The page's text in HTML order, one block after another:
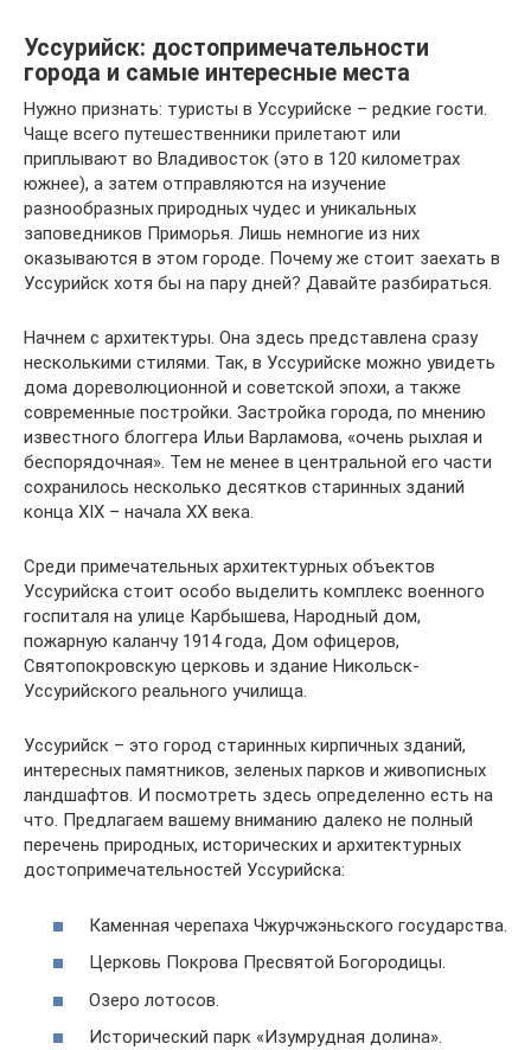
Уссурийск: достопримечательности
города и самые интересные места
Нужно признать: туристы в Уссурийске – редкие гости.
Чаще всего путешественники прилетают или
приплывают во Владивосток (это в 120 километрах
южнее), а затем отправляются на изучение
разнообразных природных чудес и уникальных
заповедников Приморья. Лишь немногие из них
оказываются в этом городе. Почему же стоит заехать в
Уссурийск хотя бы на пару дней? Давайте разбираться.
Начнем с архитектуры. Она здесь представлена сразу
несколькими стилями. Так, в Уссурийске можно увидеть
дома дореволюционной и советской эпохи, а также
современные постройки. Застройка города, по мнению
известного блоггера Ильи Варламова, «очень рыхлая и
беспорядочная». Тем не менее в центральной его части
сохранилось несколько десятков старинных зданий
конца XIX – начала XX века.
Среди примечательных архитектурных объектов
Уссурийска стоит особо выделить комплекс военного
госпиталя на улице Карбышева, Народный дом,
пожарную каланчу 1914 года, Дом офицеров,
Святопокровскую церковь и здание Никольск-
Уссурийского реального училища.
Уссурийск – это город старинных кирпичных зданий,
интересных памятников, зеленых парков и живописных
ландшафтов. И посмотреть здесь определенно есть на
что. Предлагаем вашему вниманию далеко не полный
перечень природных, исторических и архитектурных
достопримечательностей Уссурийска:
Каменная черепаха Чжурчжэньского государства.
Церковь Покрова Пресвятой Богородицы.
Озеро лотосов.
Исторический парк «Изумрудная долина».